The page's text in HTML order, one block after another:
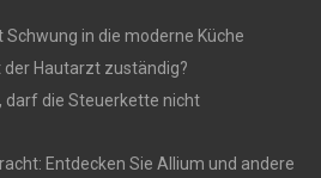
in die moderne Küche
der Hautarzt zuständig?
darf die Steuerkette nicht
Entdecken Sie Allium und andere